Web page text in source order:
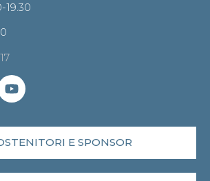
19.30
E SPONSOR